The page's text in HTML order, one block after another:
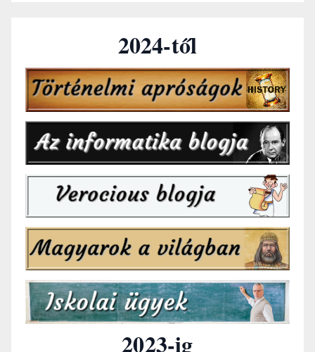
2024-től
2023-ig